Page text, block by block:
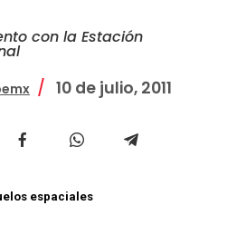
con la Estación
10 de julio, 2011
espaciales